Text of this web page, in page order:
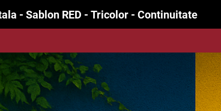
- Sablon RED - Tricolor - Continuitate